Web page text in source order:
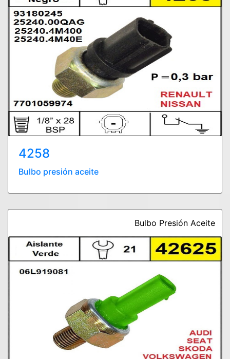
4258
Bulbo presión aceite
Bulbo Presión Aceite